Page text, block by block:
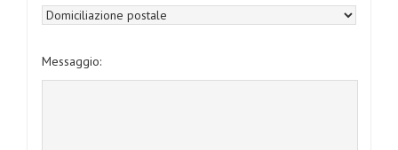
Messaggio: